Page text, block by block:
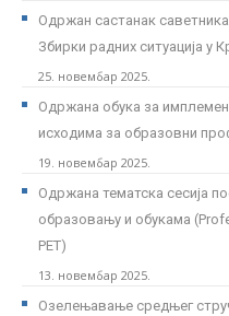
Одржан састанак
Збирки радних ситуација у
25. новембар 2025.
Одржана обука за
исходима за образовни
19. новембар 2025.
Одржана тематска сесија
образовању и обукама
PET)
13. новембар 2025.
Озелењавање средњег